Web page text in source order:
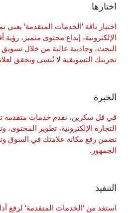
اختارها
اختيار باقة 'الخدمات المتقدمة' يعني
الإلكترونية، إبداع محتوى متميز،
البحث، وجاذبية عالية من خلال تسويق
تجربتك التسويقية لا تُنسى وتحقق
الخبرة
في فل سكرين، نقدم خدمات متقدمة
التجارة الإلكترونية، تطوير المحتوى،
تضمن رفع مكانة علامتك في السوق
الجمهور.
التنفيذ
استفد من 'الخدمات المتقدمة' لرفع